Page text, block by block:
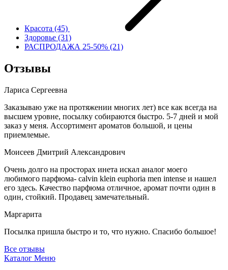
Красота (45)
Здоровье (31)
РАСПРОДАЖА 25-50% (21)
Отзывы
Лариса Сергеевна
Заказываю уже на протяжении многих лет) все как всегда на
высшем уровне, посылку собираются быстро. 5-7 дней и мой
заказ у меня. Ассортимент ароматов большой, и цены
приемлемые.
Моисеев Дмитрий Александрович
Очень долго на просторах инета искал аналог моего
любимого парфюма- calvin klein euphoria men intense и нашел
его здесь. Качество парфюма отличное, аромат почти один в
один, стойкий. Продавец замечательный.
Маргарита
Посылка пришла быстро и то, что нужно. Спасибо большое!
Все отзывы
Каталог Меню